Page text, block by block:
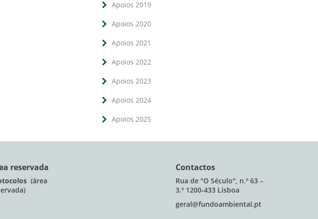
Apoios 2019
Apoios 2020
Apoios 2021
Apoios 2022
Apoios 2023
Apoios 2024
Apoios 2025
reservada
(área
Contactos
Rua de "O Século", n.º 63 –
3.º 1200-433 Lisboa
geral@fundoambiental.pt